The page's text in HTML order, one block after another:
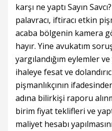
karşı ne yaptı Sayın
palavracı, iftiracı etkin
acaba bölgenin kamera
hayır. Yine avukatım
yargılandığım eylemler
ihaleye fesat ve
pişmanlıkçının
adına bilirkişi raporu
birim fiyat teklifleri ve
maliyet hesabı